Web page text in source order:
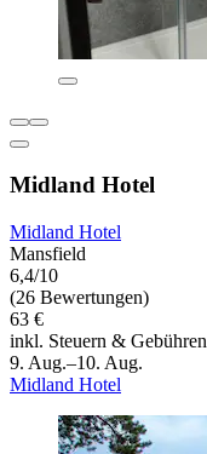
Midland Hotel
Midland Hotel
Mansfield
6,4/10
(26 Bewertungen)
63 €
inkl. Steuern & Gebühren
9. Aug.–10. Aug.
Midland Hotel